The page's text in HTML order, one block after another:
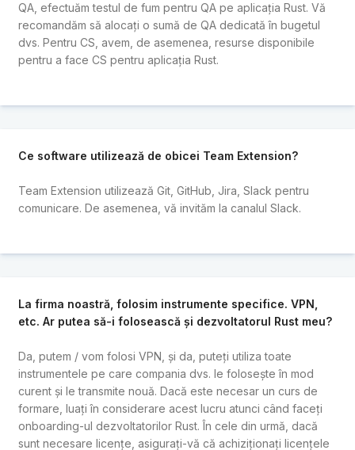
QA, efectuăm testul de fum pentru QA pe aplicația Rust. Vă
recomandăm să alocați o sumă de QA dedicată în bugetul
dvs. Pentru CS, avem, de asemenea, resurse disponibile
pentru a face CS pentru aplicația Rust.
Ce software utilizează de obicei Team Extension?
Team Extension utilizează Git, GitHub, Jira, Slack pentru
comunicare. De asemenea, vă invităm la canalul Slack.
La firma noastră, folosim instrumente specifice. VPN,
etc. Ar putea să-i folosească și dezvoltatorul Rust meu?
Da, putem / vom folosi VPN, și da, puteți utiliza toate
instrumentele pe care compania dvs. le folosește în mod
curent și le transmite nouă. Dacă este necesar un curs de
formare, luați în considerare acest lucru atunci când faceți
onboarding-ul dezvoltatorilor Rust. În cele din urmă, dacă
sunt necesare licențe, asigurați-vă că achiziționați licențele